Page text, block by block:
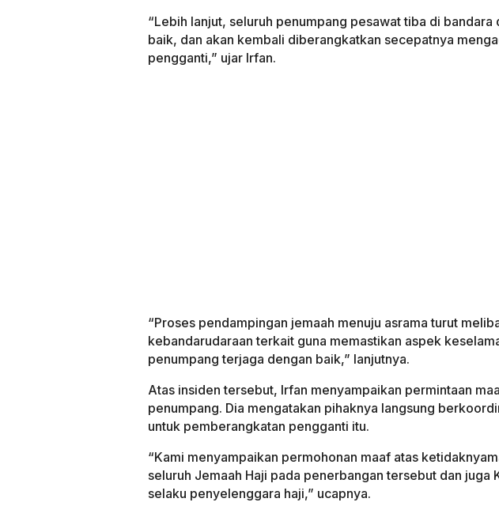
“Lebih lanjut, seluruh penumpang pesawat tiba di bandara
baik, dan akan kembali diberangkatkan secepatnya
pengganti,” ujar Irfan.
“Proses pendampingan jemaah menuju asrama turut
kebandarudaraan terkait guna memastikan aspek
penumpang terjaga dengan baik,” lanjutnya.
Atas insiden tersebut, Irfan menyampaikan permintaan
penumpang. Dia mengatakan pihaknya langsung
untuk pemberangkatan pengganti itu.
“Kami menyampaikan permohonan maaf atas
seluruh Jemaah Haji pada penerbangan tersebut dan juga
selaku penyelenggara haji,” ucapnya.